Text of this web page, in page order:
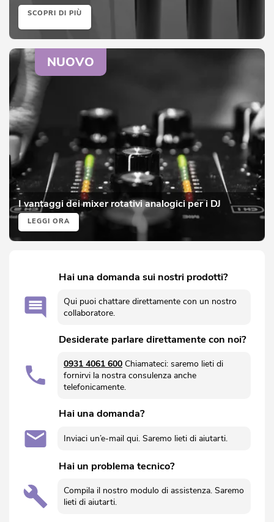
SCOPRI DI PIÙ
NUOVO
I vantaggi dei mixer rotativi analogici per i DJ
LEGGI ORA
Hai una domanda sui nostri prodotti?
Qui puoi chattare direttamente con un nostro
collaboratore.
Desiderate parlare direttamente con noi?
0931 4061 600 Chiamateci: saremo lieti di
fornirvi la nostra consulenza anche
telefonicamente.
Hai una domanda?
Inviaci un’e-mail qui. Saremo lieti di aiutarti.
Hai un problema tecnico?
Compila il nostro modulo di assistenza. Saremo
lieti di aiutarti.